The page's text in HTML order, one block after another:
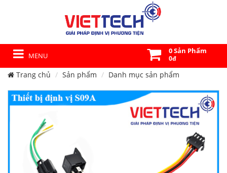
MENU
0 Sản Phẩm
0đ
Trang chủ Sản phẩm Danh mục sản phẩm